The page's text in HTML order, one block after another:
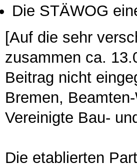
Die STÄWOG
[Auf die sehr
zusammen ca.
Beitrag nicht
Bremen,
Vereinigte Bau-
Die etablierten